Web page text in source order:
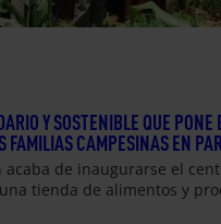
Y SOSTENIBLE QUE PONE
FAMILIAS CAMPESINAS EN
de inaugurarse el
tienda de alimentos y